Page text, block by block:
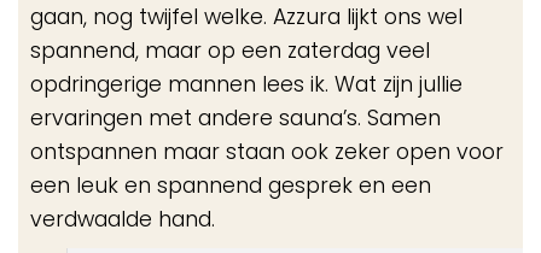
gaan, nog twijfel welke. Azzura lijkt ons wel
spannend, maar op een zaterdag veel
opdringerige mannen lees ik. Wat zijn jullie
ervaringen met andere sauna’s. Samen
ontspannen maar staan ook zeker open voor
een leuk en spannend gesprek en een
verdwaalde hand.